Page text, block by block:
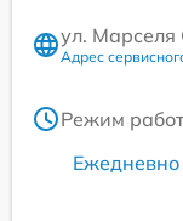
ул.
Адрес
Режим
Ежедневно